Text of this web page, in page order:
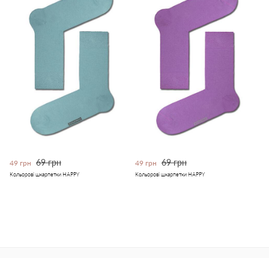
49 грн 69 грн
Кольорові шкарпетки HAPPY
49 грн 69 грн
Кольорові шкарпетки HAPPY